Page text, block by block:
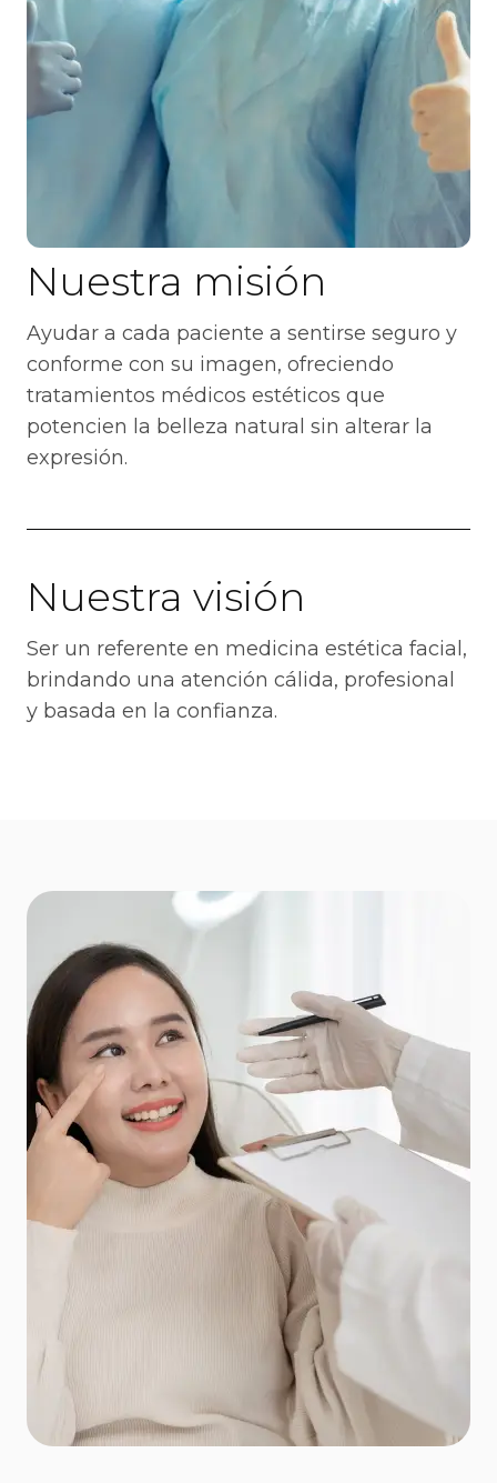
Nuestra misión
Ayudar a cada paciente a sentirse seguro y
conforme con su imagen, ofreciendo
tratamientos médicos estéticos que
potencien la belleza natural sin alterar la
expresión.
Nuestra visión
Ser un referente en medicina estética facial,
brindando una atención cálida, profesional
y basada en la confianza.